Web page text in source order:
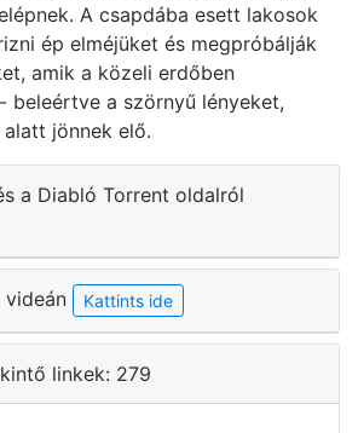
A csapdába esett lakosok
ép elméjüket és megpróbálják
amik a közeli erdőben
beleértve a szörnyű lényeket,
jönnek elő.
a Diabló Torrent oldalról
videán Kattints ide
linkek: 279